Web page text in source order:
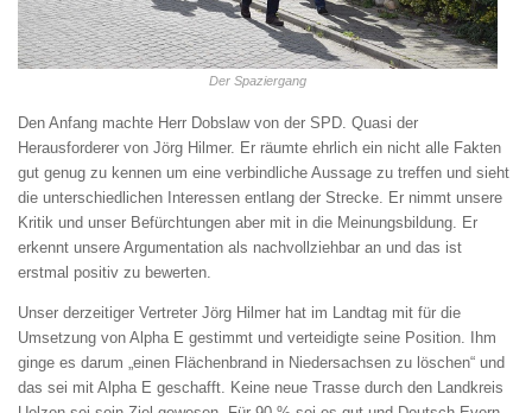
Der Spaziergang
Den Anfang machte Herr Dobslaw von der SPD. Quasi der
Herausforderer von Jörg Hilmer. Er räumte ehrlich ein nicht alle Fakten
gut genug zu kennen um eine verbindliche Aussage zu treffen und sieht
die unterschiedlichen Interessen entlang der Strecke. Er nimmt unsere
Kritik und unser Befürchtungen aber mit in die Meinungsbildung. Er
erkennt unsere Argumentation als nachvollziehbar an und das ist
erstmal positiv zu bewerten.
Unser derzeitiger Vertreter Jörg Hilmer hat im Landtag mit für die
Umsetzung von Alpha E gestimmt und verteidigte seine Position. Ihm
ginge es darum „einen Flächenbrand in Niedersachsen zu löschen“ und
das sei mit Alpha E geschafft. Keine neue Trasse durch den Landkreis